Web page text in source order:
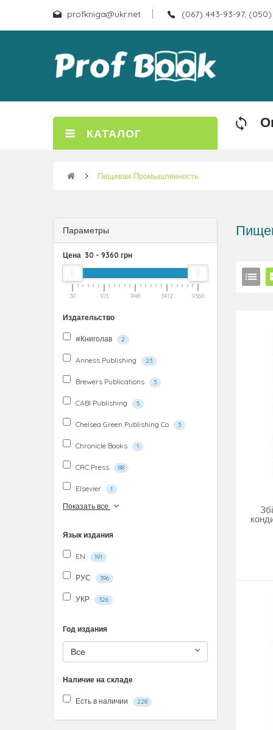
profkniga@ukr.net (067) 443-93-97,
КАТАЛОГ
Пищевая Промышленность
Параметры
Цена 30 - 9360 грн
30 103 848 3412 9360
Издательство
#Книголав 2
Anness Publishing 23
Brewers Publications 3
CABI Publishing 5
Chelsea Green Publishing Co 3
Chronicle Books 1
CRC Press 88
Elsevier 1
Показать все
Язык издания
EN 191
РУС 396
УКР 326
Год издания
Все
Наличие на складе
Есть в наличии 228